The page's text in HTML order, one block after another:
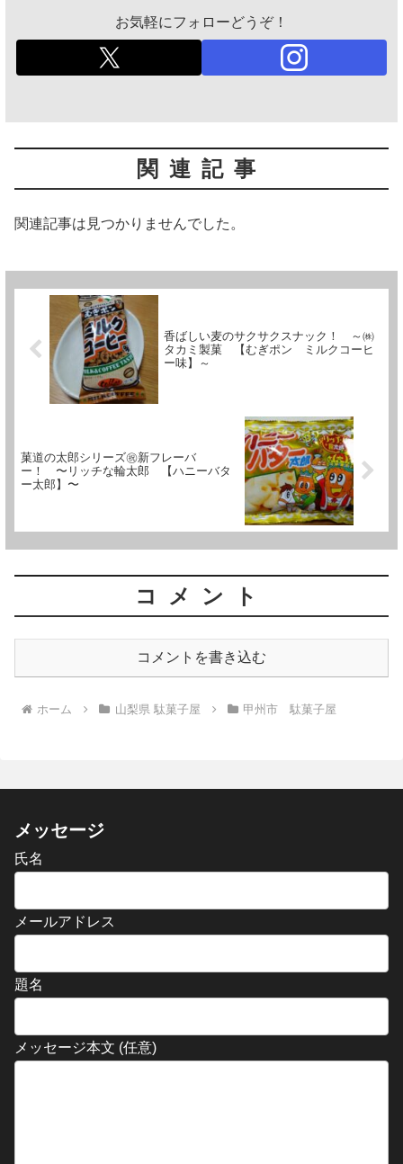
お気軽にフォローどうぞ！
関連記事
関連記事は見つかりませんでした。
香ばしい麦のサクサクスナック！ ～㈱
タカミ製菓 【むぎポン ミルクコーヒ
ー味】～
菓道の太郎シリーズ㊗新フレーバ
ー！ 〜リッチな輪太郎 【ハニーバタ
ー太郎】〜
コメント
コメントを書き込む
ホーム 山梨県 駄菓子屋 甲州市 駄菓子屋
メッセージ
氏名
メールアドレス
題名
メッセージ本文 (任意)